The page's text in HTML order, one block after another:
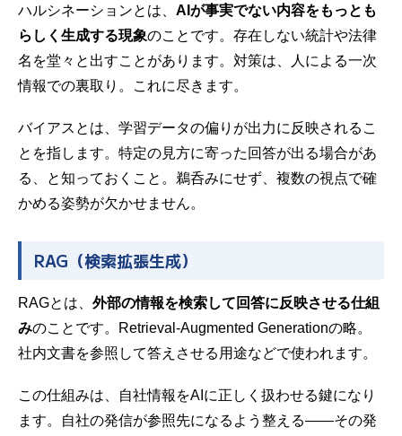
ハルシネーションとは、 AIが事実でない内容をもっとも
らしく生成する現象のことです。存在しない統計や法律
名を堂々と出すことがあります。対策は、人による一次
情報での裏取り。これに尽きます。
バイアスとは、学習データの偏りが出力に反映されるこ
とを指します。特定の見方に寄った回答が出る場合があ
る、と知っておくこと。鵜呑みにせず、複数の視点で確
かめる姿勢が欠かせません。
RAG（検索拡張生成）
RAGとは、 外部の情報を検索して回答に反映させる仕組
みのことです。Retrieval-Augmented Generationの略。
社内文書を参照して答えさせる用途などで使われます。
この仕組みは、自社情報をAIに正しく扱わせる鍵になり
ます。自社の発信が参照先になるよう整える——その発